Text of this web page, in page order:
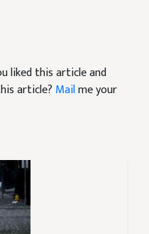
liked this article and
article? Mailme your